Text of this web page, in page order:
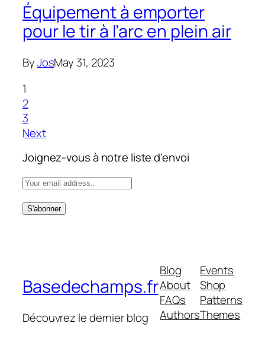
Équipement à emporter
pour le tir à l’arc en plein air
ByJosMay 31, 2023
1
2
3
Next
Joignez-vous à notre liste d'envoi
Basedechamps.fr
Découvrez le dernier blog
Blog
About
FAQs
Authors
Events
Shop
Patterns
Themes